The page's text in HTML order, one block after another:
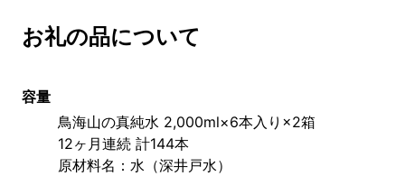
お礼の品について
容量
鳥海山の真純水 2,000ml×6本入り×2箱
12ヶ月連続 計144本
原材料名：水（深井戸水）